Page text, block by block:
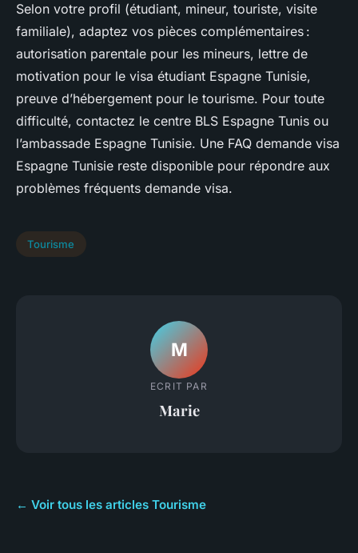
Selon votre profil (étudiant, mineur, touriste, visite
familiale), adaptez vos pièces complémentaires :
autorisation parentale pour les mineurs, lettre de
motivation pour le visa étudiant Espagne Tunisie,
preuve d’hébergement pour le tourisme. Pour toute
difficulté, contactez le centre BLS Espagne Tunis ou
l’ambassade Espagne Tunisie. Une FAQ demande visa
Espagne Tunisie reste disponible pour répondre aux
problèmes fréquents demande visa.
Tourisme
M
ECRIT PAR
Marie
← Voir tous les articles Tourisme